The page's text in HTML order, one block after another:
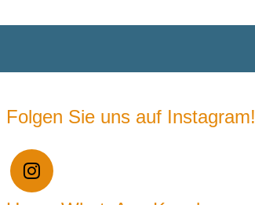
Folgen Sie uns auf Instagram!